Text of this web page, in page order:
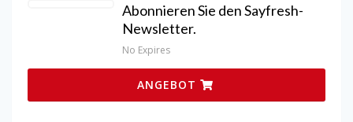
Abonnieren Sie den Sayfresh-
Newsletter.
No Expires
ANGEBOT